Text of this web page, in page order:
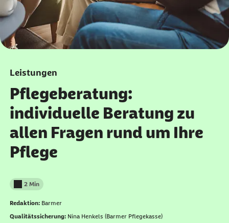
Leistungen
Pflegeberatung:
individuelle Beratung zu
allen Fragen rund um Ihre
Pflege
Lesedauer weniger als
2 Min
Redaktion: Barmer
Qualitätssicherung: Nina Henkels (Barmer Pflegekasse)